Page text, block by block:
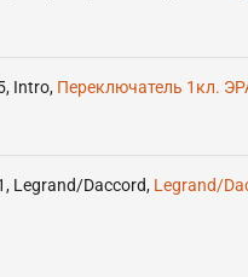
, Intro, Переключатель 1кл.
, Legrand/Daccord, Legrand/